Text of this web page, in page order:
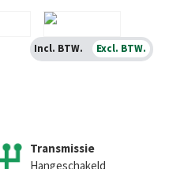
Transmissie
Hangeschakeld
Incl. BTW. Excl. BTW.